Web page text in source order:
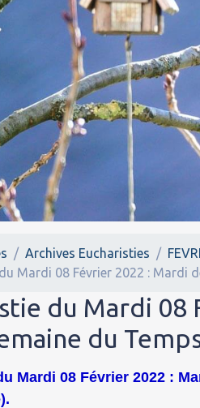
Archives Eucharisties
Mardi 08 Février 2022 : Mardi
du Mardi 08
du
Mardi 08 Février 2022 :